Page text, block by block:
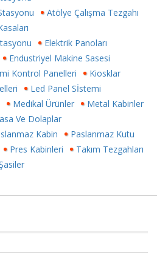
Atölye Çalışma Tezgahı
Elektrik Panoları
Endustriyel Makine Sasesi
Kontrol Panelleri
Kiosklar
Led Panel Sİstemi
Medikal Ürünler
Metal Kabinler
Ve Dolaplar
Kabin
Paslanmaz Kutu
Pres Kabinleri
Takım Tezgahları